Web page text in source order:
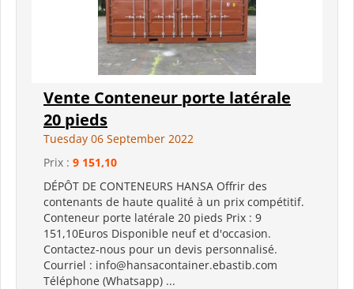
Vente Conteneur porte latérale
20 pieds
Tuesday 06 September 2022
Prix : 9 151,10
DÉPÔT DE CONTENEURS HANSA Offrir des
contenants de haute qualité à un prix compétitif.
Conteneur porte latérale 20 pieds Prix ​​: 9
151,10Euros Disponible neuf et d'occasion.
Contactez-nous pour un devis personnalisé.
Courriel : info@hansacontainer.ebastib.com
Téléphone (Whatsapp) ...